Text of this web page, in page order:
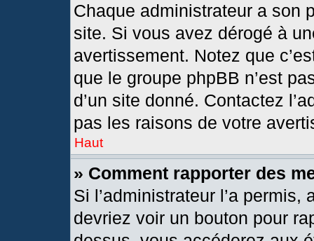
Chaque administrateur a son
site. Si vous avez dérogé à
avertissement. Notez que
que le groupe phpBB n’est
d’un site donné. Contactez
pas les raisons de votre
Haut
» Comment rapporter des
Si l’administrateur l’a
devriez voir un bouton pour